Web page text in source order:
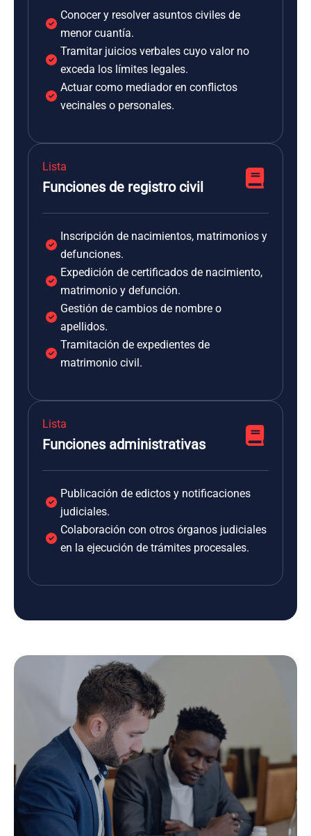
Conocer y resolver asuntos civiles de
menor cuantía.
Tramitar juicios verbales cuyo valor no
exceda los límites legales.
Actuar como mediador en conflictos
vecinales o personales.
Lista
Funciones de registro civil
Inscripción de nacimientos, matrimonios y
defunciones.
Expedición de certificados de nacimiento,
matrimonio y defunción.
Gestión de cambios de nombre o
apellidos.
Tramitación de expedientes de
matrimonio civil.
Lista
Funciones administrativas
Publicación de edictos y notificaciones
judiciales.
Colaboración con otros órganos judiciales
en la ejecución de trámites procesales.